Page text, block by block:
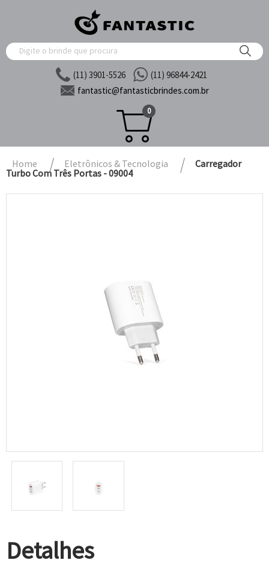
(11) 3901-5526
(11) 96844-2421
fantastic@fantasticbrindes.com.br
0
Home Eletrônicos & Tecnologia
Carregador
Turbo Com Três Portas - 09004
Detalhes